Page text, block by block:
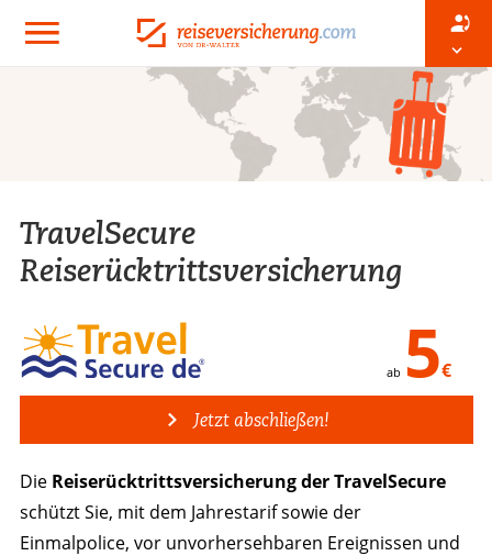
TravelSecure
Reiserücktrittsversicherung
ab 5€
Jetzt abschließen!
Die Reiserücktrittsversicherung der TravelSecure
schützt Sie, mit dem Jahrestarif sowie der
Einmalpolice, vor unvorhersehbaren Ereignissen und